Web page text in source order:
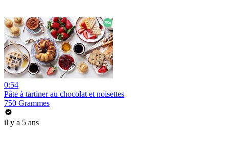
0:54
Pâte à tartiner au chocolat et noisettes
750 Grammes
il y a 5 ans